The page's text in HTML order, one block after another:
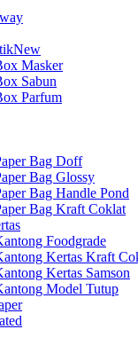
New
Masker
Sabun
Parfum
Bag Doff
Bag Glossy
Bag Handle Pond
Bag Kraft Coklat
Foodgrade
Kertas Kraft
Kertas Samson
Model Tutup